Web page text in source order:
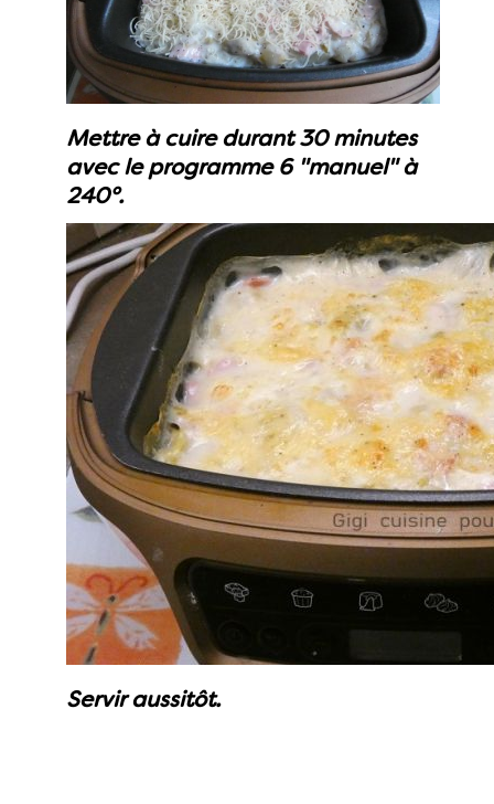
Mettre à cuire durant 30 minutes
avec le programme 6 "manuel" à
240°.
Servir aussitôt.